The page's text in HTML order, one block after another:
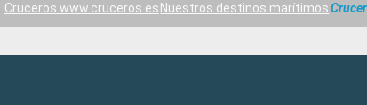
Cruceros www.cruceros.es Nuestros destinos marítimos